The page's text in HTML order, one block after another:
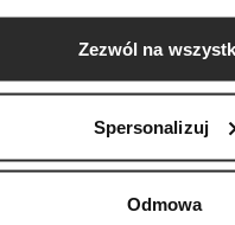
Zezwól na
Spersonalizuj
Odmowa